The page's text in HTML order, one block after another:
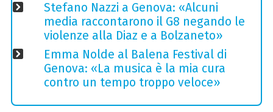
Stefano Nazzi a Genova: «Alcuni
media raccontarono il G8 negando le
violenze alla Diaz e a Bolzaneto»
Emma Nolde al Balena Festival di
Genova: «La musica è la mia cura
contro un tempo troppo veloce»